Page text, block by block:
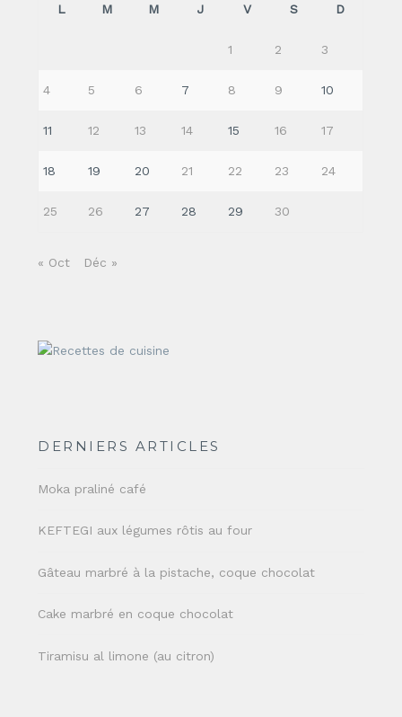
L M M J V S D
1 2 3
4 5 6 7 8 9 10
11 12 13 14 15 16 17
18 19 20 21 22 23 24
25 26 27 28 29 30
« Oct Déc »
DERNIERS ARTICLES
Moka praliné café
KEFTEGI aux légumes rôtis au four
Gâteau marbré à la pistache, coque chocolat
Cake marbré en coque chocolat
Tiramisu al limone (au citron)